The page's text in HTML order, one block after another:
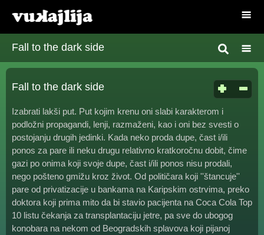
Fall to the dark side
Fall to the dark side
Izabrati lakši put. Put kojim krenu oni slabi karakterom i
podložni propagandi, lenji, razmaženi, kao i oni bez svesti o
postojanju drugih jedinki. Kada neko proda dupe, čast i/ili
ponos za pare ili neku drugu relativno kratkoročnu dobit, čime
gazi po onima koji svoje dupe, čast i/ili ponos nisu prodali,
nego pošteno gmižu kroz život. Od političara koji ''štancuje''
pare od privatizacije u bankama na Karipskim ostrvima, preko
doktora koji prima mito da bi stavio pacijenta na Coca Cola Top
10 listu čekanja za transplantaciju jetre, pa sve do ubogog
konobara na nekom od Beogradskih splavova koji pijanoj